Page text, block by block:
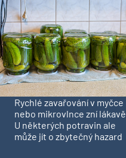
Rychlé zavařování v myčce
nebo mikrovlnce zní lákavě.
U některých potravin ale
může jít o zbytečný hazard